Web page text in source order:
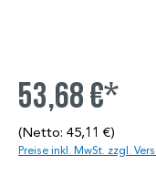
53,68 €*
(Netto: 45,11 €)
Preise inkl. MwSt. zzgl.